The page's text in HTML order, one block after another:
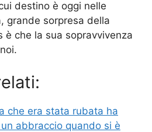
destino è oggi nelle
grande sorpresa della
è che la sua sopravvivenza
che era stata rubata ha
abbraccio quando si è